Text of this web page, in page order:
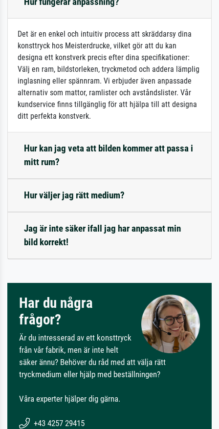
Det är en enkel och intuitiv process att skräddarsy dina
konsttryck hos Meisterdrucke, vilket gör att du kan
designa ett konstverk precis efter dina specifikationer:
Välj en ram, bildstorleken, tryckmetod och addera lämplig
inglasning eller spännram. Vi erbjuder även anpassade
alternativ som mattor, ramlister och avståndslister. Vår
kundservice finns tillgänglig för att hjälpa till att designa
ditt perfekta konstverk.
Hur kan jag veta att bilden kommer att passa i
mitt rum?
Hur väljer jag rätt medium?
Jag är inte säker ifall jag har anpassat min
bild korrekt!
Har du några
frågor?
Är du intresserad av ett konsttryck
från vår fabrik, men är inte helt
säker ännu? Behöver du råd med att välja rätt
tryckmedium eller hjälp med beställningen?
Våra experter hjälper dig gärna.
+43 4257 29415